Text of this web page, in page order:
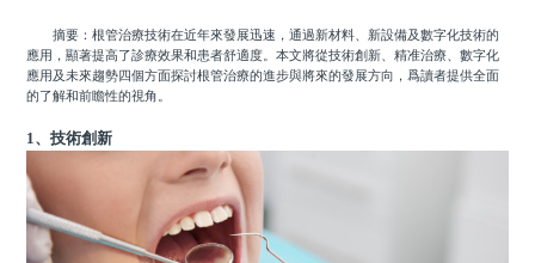
箍牙收費
摘要：根管治療技術在近年來發展迅速，通過新材料、新設備及數字化技術的
應用，顯著提高了診療效果和患者舒適度。本文將從技術創新、精准治療、數字化
應用及未來趨勢四個方面探討根管治療的進步與將來的發展方向，爲讀者提供全面
的了解和前瞻性的視角。
1、技術創新